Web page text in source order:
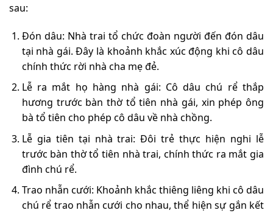
sau:
Đón dâu: Nhà trai tổ chức đoàn người đến đón dâu
tại nhà gái. Đây là khoảnh khắc xúc động khi cô dâu
chính thức rời nhà cha mẹ đẻ.
Lễ ra mắt họ hàng nhà gái: Cô dâu chú rể thắp
hương trước bàn thờ tổ tiên nhà gái, xin phép ông
bà tổ tiên cho phép cô dâu về nhà chồng.
Lễ gia tiên tại nhà trai: Đôi trẻ thực hiện nghi lễ
trước bàn thờ tổ tiên nhà trai, chính thức ra mắt gia
đình chú rể.
Trao nhẫn cưới: Khoảnh khắc thiêng liêng khi cô dâu
chú rể trao nhẫn cưới cho nhau, thể hiện sự gắn kết